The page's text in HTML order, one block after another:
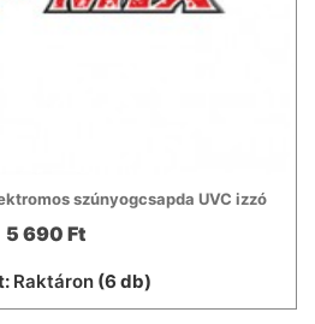
szúnyogcsapda UVC izzó
5 690 Ft
Raktáron (6 db)